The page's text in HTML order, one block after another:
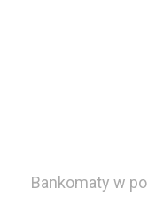
Bankomaty w